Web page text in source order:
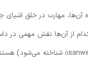
آن‌ها، مهارت در خلق اشیای
از آن‌ها نقش مهمی در